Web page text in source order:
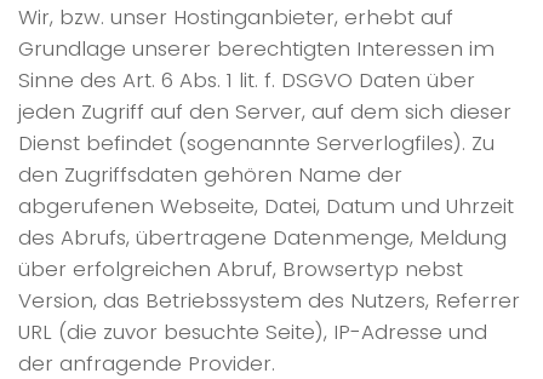
Wir, bzw. unser Hostinganbieter, erhebt auf
Grundlage unserer berechtigten Interessen im
Sinne des Art. 6 Abs. 1 lit. f. DSGVO Daten über
jeden Zugriff auf den Server, auf dem sich dieser
Dienst befindet (sogenannte Serverlogfiles). Zu
den Zugriffsdaten gehören Name der
abgerufenen Webseite, Datei, Datum und Uhrzeit
des Abrufs, übertragene Datenmenge, Meldung
über erfolgreichen Abruf, Browsertyp nebst
Version, das Betriebssystem des Nutzers, Referrer
URL (die zuvor besuchte Seite), IP-Adresse und
der anfragende Provider.